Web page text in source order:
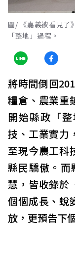
圖/ 《嘉義被看見了
「整地」過程。
將時間倒回
糧倉、農業重
開始縣政「
技、工業實力
至現今農工科
縣民驕傲。而
慧，皆收錄於
個個成長、蛻
放，更預告下